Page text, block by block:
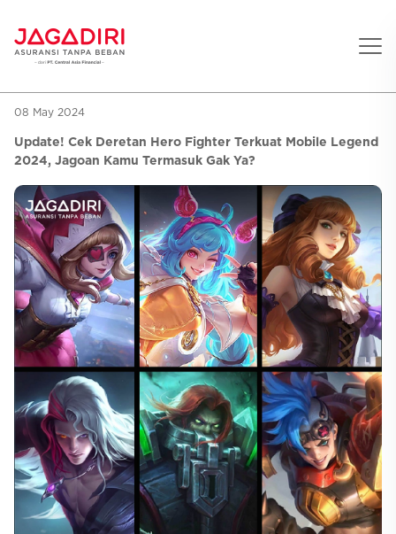
Beranda
Asuransi Pribadi
Aman
Jiwa
Gigi
Oto
Lifestyle
Asuransi Ramean
Jaga Konser
Jaga Liburan
Jaga Aman Instan
Jaga Gamers
Asuransi Korporat
Asuransi Jiwa
Asuransi Kecelakaan
Asuransi Kesehatan
Promo
Hitung Premi
Layanan
Selfcare
08 May 2024
Update! Cek Deretan Hero Fighter Terkuat Mobile Legend
2024, Jagoan Kamu Termasuk Gak Ya?